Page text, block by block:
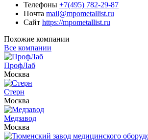
Телефоны +7(495) 782-29-87
Почта mail@mpometallist.ru
Сайт https://mpometallist.ru
Похожие компании
Все компании
ПрофЛаб
Москва
Стерн
Москва
Медзавод
Москва